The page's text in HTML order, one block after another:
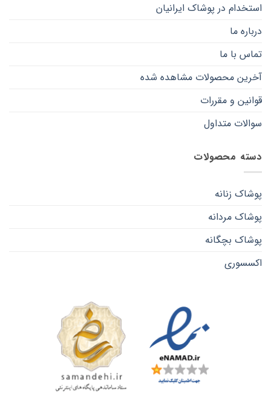
استخدام در پوشاک ایرانیان
درباره ما
تماس با ما
آخرین محصولات مشاهده شده
قوانین و مقررات
سوالات متداول
دسته محصولات
پوشاک زنانه
پوشاک مردانه
پوشاک بچگانه
اکسسوری